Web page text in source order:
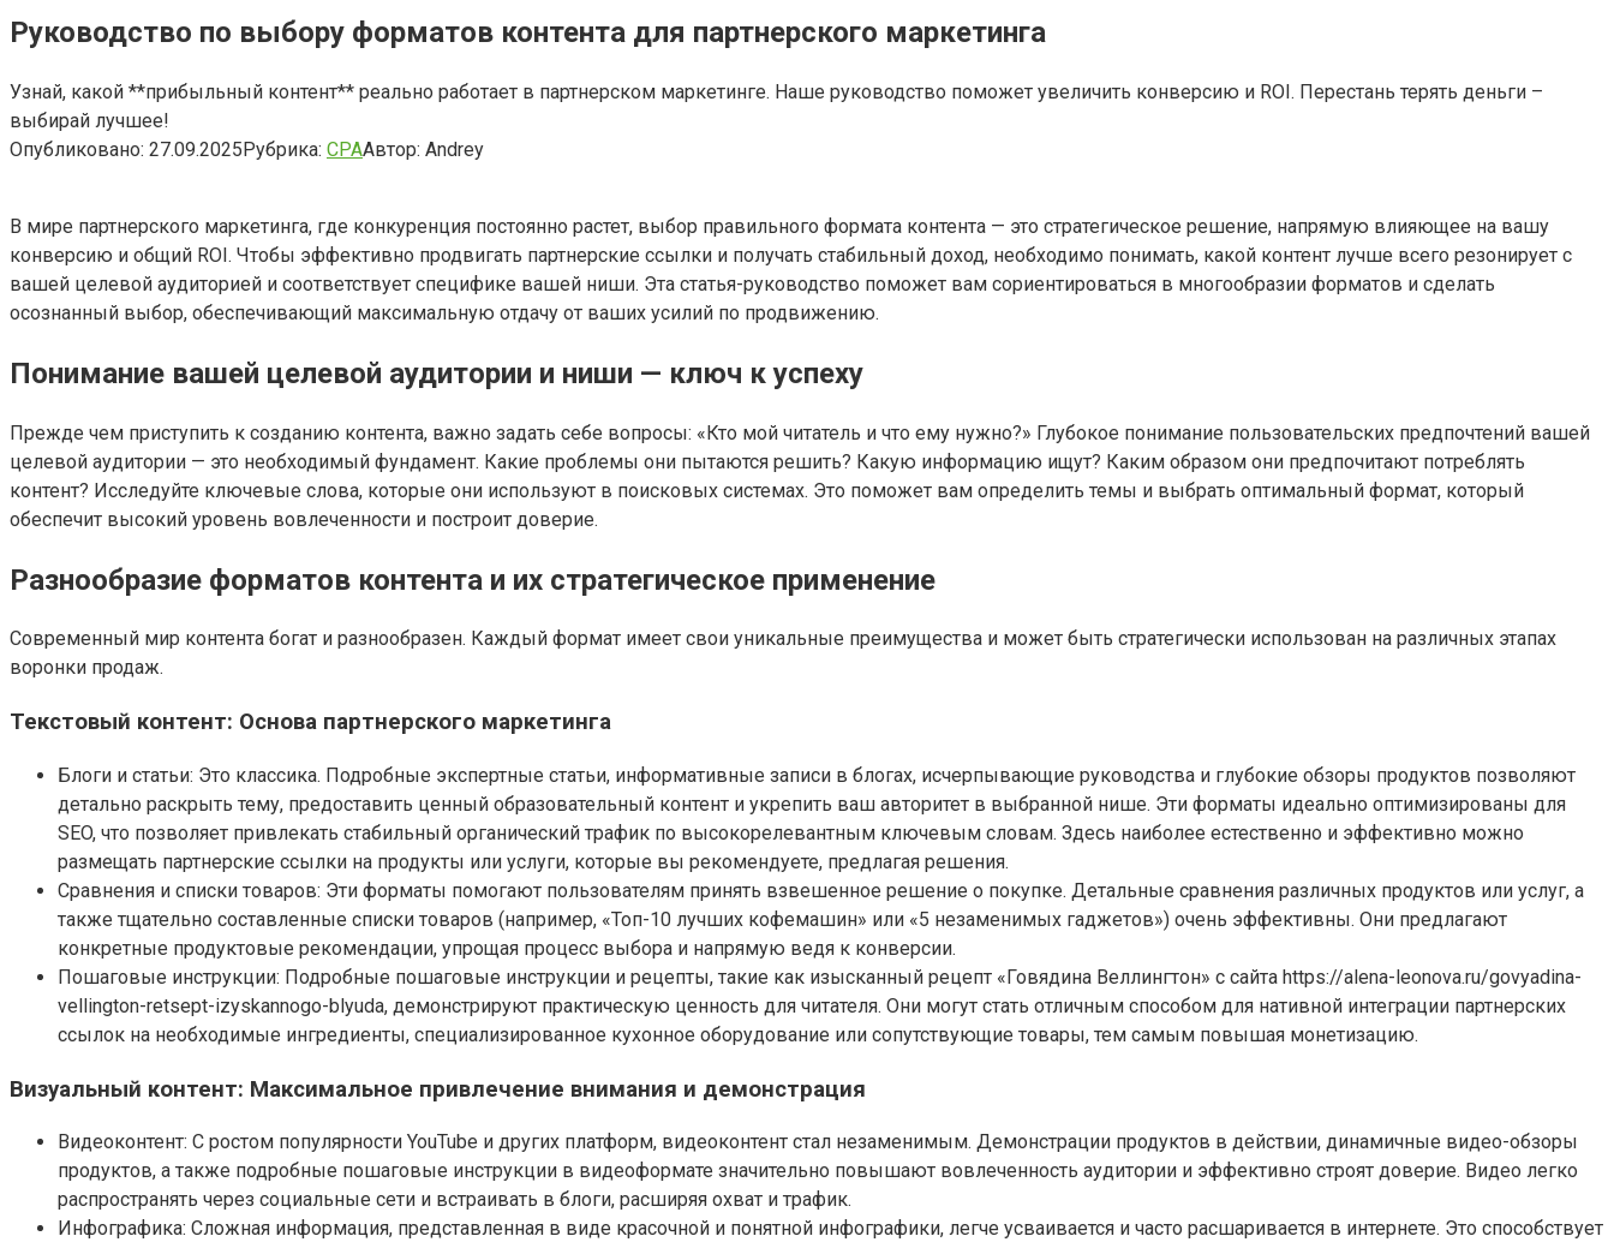
Руководство по выбору форматов контента для партнерского маркетинга
Узнай, какой **прибыльный контент** реально работает в партнерском маркетинге. Наше руководство поможет увеличить конверсию и ROI. Перестань терять деньги –
выбирай лучшее!
Опубликовано: 27.09.2025Рубрика: CPAАвтор: Andrey
В мире партнерского маркетинга, где конкуренция постоянно растет, выбор правильного формата контента — это стратегическое решение, напрямую влияющее на вашу
конверсию и общий ROI. Чтобы эффективно продвигать партнерские ссылки и получать стабильный доход, необходимо понимать, какой контент лучше всего резонирует с
вашей целевой аудиторией и соответствует специфике вашей ниши. Эта статья-руководство поможет вам сориентироваться в многообразии форматов и сделать
осознанный выбор, обеспечивающий максимальную отдачу от ваших усилий по продвижению.
Понимание вашей целевой аудитории и ниши — ключ к успеху
Прежде чем приступить к созданию контента, важно задать себе вопросы: «Кто мой читатель и что ему нужно?» Глубокое понимание пользовательских предпочтений вашей
целевой аудитории — это необходимый фундамент. Какие проблемы они пытаются решить? Какую информацию ищут? Каким образом они предпочитают потреблять
контент? Исследуйте ключевые слова, которые они используют в поисковых системах. Это поможет вам определить темы и выбрать оптимальный формат, который
обеспечит высокий уровень вовлеченности и построит доверие.
Разнообразие форматов контента и их стратегическое применение
Современный мир контента богат и разнообразен. Каждый формат имеет свои уникальные преимущества и может быть стратегически использован на различных этапах
воронки продаж.
Текстовый контент: Основа партнерского маркетинга
Блоги и статьи: Это классика. Подробные экспертные статьи, информативные записи в блогах, исчерпывающие руководства и глубокие обзоры продуктов позволяют
детально раскрыть тему, предоставить ценный образовательный контент и укрепить ваш авторитет в выбранной нише. Эти форматы идеально оптимизированы для
SEO, что позволяет привлекать стабильный органический трафик по высокорелевантным ключевым словам. Здесь наиболее естественно и эффективно можно
размещать партнерские ссылки на продукты или услуги, которые вы рекомендуете, предлагая решения.
Сравнения и списки товаров: Эти форматы помогают пользователям принять взвешенное решение о покупке. Детальные сравнения различных продуктов или услуг, а
также тщательно составленные списки товаров (например, «Топ-10 лучших кофемашин» или «5 незаменимых гаджетов») очень эффективны. Они предлагают
конкретные продуктовые рекомендации, упрощая процесс выбора и напрямую ведя к конверсии.
Пошаговые инструкции: Подробные пошаговые инструкции и рецепты, такие как изысканный рецепт «Говядина Веллингтон» с сайта https://alena-leonova.ru/govyadina-
vellington-retsept-izyskannogo-blyuda, демонстрируют практическую ценность для читателя. Они могут стать отличным способом для нативной интеграции партнерских
ссылок на необходимые ингредиенты, специализированное кухонное оборудование или сопутствующие товары, тем самым повышая монетизацию.
Визуальный контент: Максимальное привлечение внимания и демонстрация
Видеоконтент: С ростом популярности YouTube и других платформ, видеоконтент стал незаменимым. Демонстрации продуктов в действии, динамичные видео-обзоры
продуктов, а также подробные пошаговые инструкции в видеоформате значительно повышают вовлеченность аудитории и эффективно строят доверие. Видео легко
распространять через социальные сети и встраивать в блоги, расширяя охват и трафик.
Инфографика: Сложная информация, представленная в виде красочной и понятной инфографики, легче усваивается и часто расшаривается в интернете. Это способствует